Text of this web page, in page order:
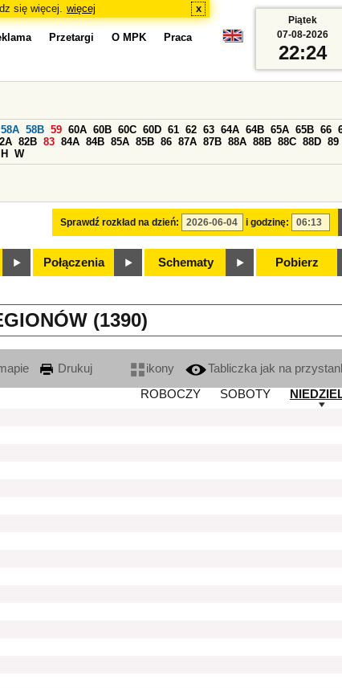
się więcej. więcej x
Przetargi O MPK Praca
Sprawdź rozkład na dzień: i godzinę:
58A 58B 59 60A 60B 60C 60D 61 62 63 64A 64B 65A 65B 66
82B 83 84A 84B 85A 85B 86 87A 87B 88A 88B 88C 88D 89
H W
Połączenia Schematy Pobierz
Piątek
07-08-2026
22:24
(1390)
Drukuj ikony
Tabliczka jak na
ROBOCZY
SOBOTY